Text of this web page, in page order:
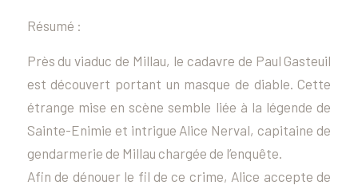
Résumé :
Près du viaduc de Millau, le cadavre de Paul Gasteuil
est découvert portant un masque de diable. Cette
étrange mise en scène semble liée à la légende de
Sainte-Enimie et intrigue Alice Nerval, capitaine de
gendarmerie de Millau chargée de l’enquête.
Afin de dénouer le fil de ce crime, Alice accepte de